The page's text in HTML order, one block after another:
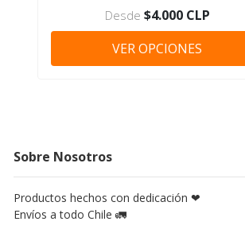
Desde $4.000 CLP
VER OPCIONES
Sobre Nosotros
Productos hechos con dedicación ❤
Envíos a todo Chile 🚛